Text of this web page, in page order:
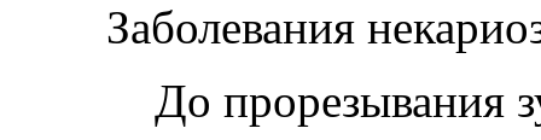
Заболевания
До прорезывания